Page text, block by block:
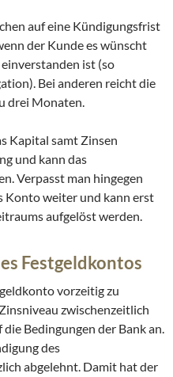
auf eine Kündigungsfrist
der Kunde es wünscht
ist (so
Bei anderen reicht die
drei Monaten.
Kapital samt Zinsen
und kann das
Verpasst man hingegen
Konto weiter und kann erst
aufgelöst werden.
Festgeldkontos
vorzeitig zu
zwischenzeitlich
Bedingungen der Bank an.
des
abgelehnt. Damit hat der